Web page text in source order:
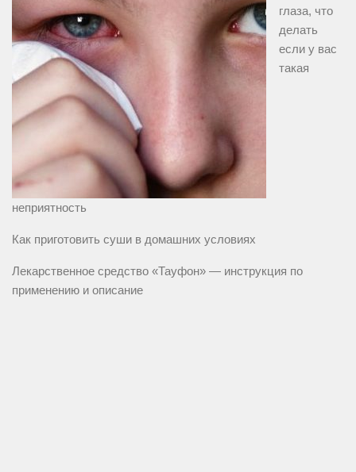
глаза, что
делать
если у вас
такая
неприятность
Как приготовить суши в домашних условиях
Лекарственное средство «Тауфон» — инструкция по
применению и описание